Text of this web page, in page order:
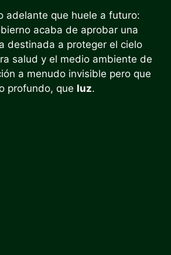
adelante que huele a futuro:
acaba de aprobar una
destinada a proteger el cielo
salud y el medio ambiente de
a menudo invisible pero que
profundo, que luz.